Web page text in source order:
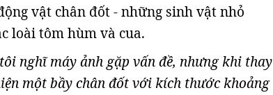
vật chân đốt - những sinh vật nhỏ
loài tôm hùm và cua.
nghĩ máy ảnh gặp vấn đề, nhưng khi thay
một bầy chân đốt với kích thước khoảng